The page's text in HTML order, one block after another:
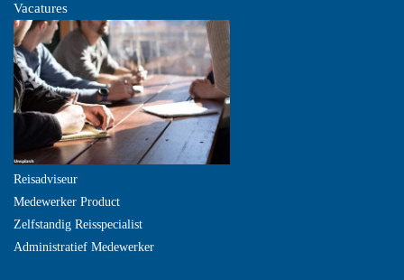
Vacatures
Reisadviseur
Medewerker Product
Zelfstandig Reisspecialist
Administratief Medewerker